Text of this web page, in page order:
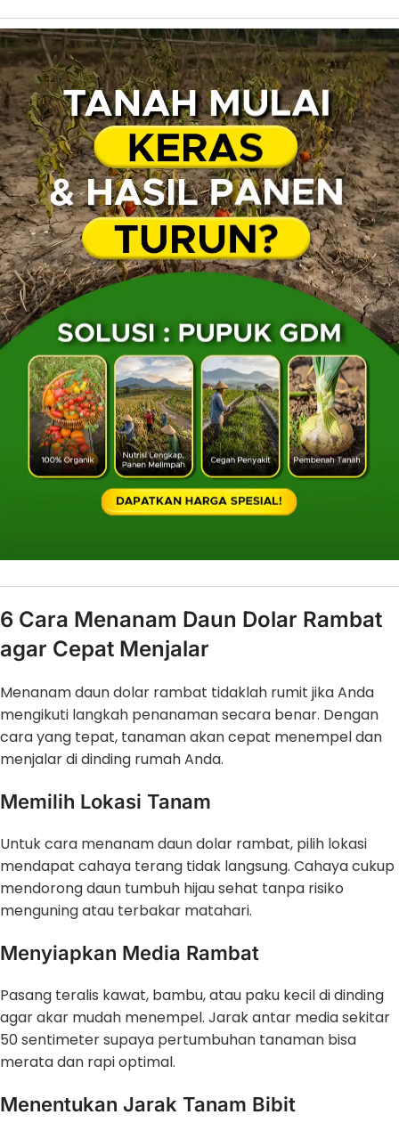
6 Cara Menanam Daun Dolar Rambat
agar Cepat Menjalar
Menanam daun dolar rambat tidaklah rumit jika Anda
mengikuti langkah penanaman secara benar. Dengan
cara yang tepat, tanaman akan cepat menempel dan
menjalar di dinding rumah Anda.
Memilih Lokasi Tanam
Untuk cara menanam daun dolar rambat, pilih lokasi
mendapat cahaya terang tidak langsung. Cahaya cukup
mendorong daun tumbuh hijau sehat tanpa risiko
menguning atau terbakar matahari.
Menyiapkan Media Rambat
Pasang teralis kawat, bambu, atau paku kecil di dinding
agar akar mudah menempel. Jarak antar media sekitar
50 sentimeter supaya pertumbuhan tanaman bisa
merata dan rapi optimal.
Menentukan Jarak Tanam Bibit